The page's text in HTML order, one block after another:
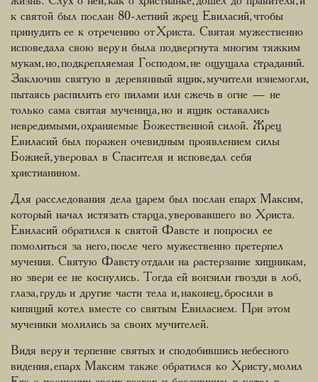
к святой был послан 80-летний жрец Евиласий, чтобы
принудить ее к отречению от Христа. Святая мужественно
исповедала свою веру и была подвергнута многим тяжким
мукам, но, подкрепляемая Господом, не ощущала страданий.
Заключив святую в деревянный ящик, мучители изнемогли,
пытаясь распилить его пилами или сжечь в огне — не
только сама святая мученица, но и ящик оставались
невредимыми, охраняемые Божественной силой. Жрец
Евиласий был поражен очевидным проявлением силы
Божией, уверовал в Спасителя и исповедал себя
христианином.
Для расследования дела царем был послан епарх Максим,
который начал истязать старца, уверовавшего во Христа.
Евиласий обратился к святой Фавсте и попросил ее
помолиться за него, после чего мужественно претерпел
мучения. Святую Фавсту отдали на растерзание хищникам,
но звери ее не коснулись. Тогда ей вонзили гвозди в лоб,
глаза, грудь и другие части тела и, наконец, бросили в
кипящий котел вместе со святым Евиласием. При этом
мученики молились за своих мучителей.
Видя веру и терпение святых и сподобившись небесного
видения, епарх Максим также обратился ко Христу, молил